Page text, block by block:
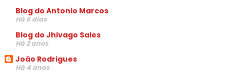
Blog do Antonio Marcos
Há 6 dias
Blog do Jhivago Sales
Há 2 anos
João Rodrigues
Há 4 anos